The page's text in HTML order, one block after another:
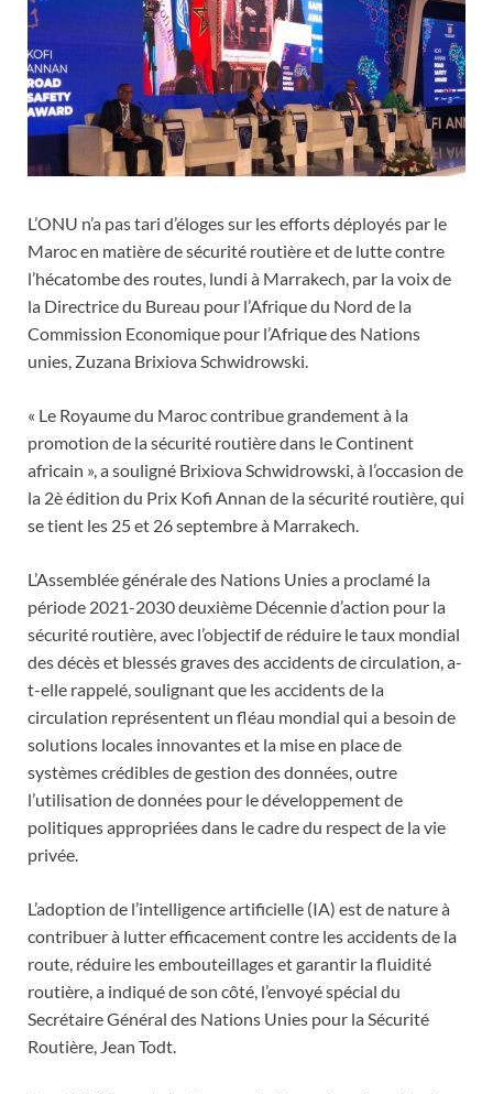
L’ONU n’a pas tari d’éloges sur les efforts déployés par le
Maroc en matière de sécurité routière et de lutte contre
l’hécatombe des routes, lundi à Marrakech, par la voix de
la Directrice du Bureau pour l’Afrique du Nord de la
Commission Economique pour l’Afrique des Nations
unies, Zuzana Brixiova Schwidrowski.
« Le Royaume du Maroc contribue grandement à la
promotion de la sécurité routière dans le Continent
africain », a souligné Brixiova Schwidrowski, à l’occasion de
la 2è édition du Prix Kofi Annan de la sécurité routière, qui
se tient les 25 et 26 septembre à Marrakech.
L’Assemblée générale des Nations Unies a proclamé la
période 2021-2030 deuxième Décennie d’action pour la
sécurité routière, avec l’objectif de réduire le taux mondial
des décès et blessés graves des accidents de circulation, a-
t-elle rappelé, soulignant que les accidents de la
circulation représentent un fléau mondial qui a besoin de
solutions locales innovantes et la mise en place de
systèmes crédibles de gestion des données, outre
l’utilisation de données pour le développement de
politiques appropriées dans le cadre du respect de la vie
privée.
L’adoption de l’intelligence artificielle (IA) est de nature à
contribuer à lutter efficacement contre les accidents de la
route, réduire les embouteillages et garantir la fluidité
routière, a indiqué de son côté, l’envoyé spécial du
Secrétaire Général des Nations Unies pour la Sécurité
Routière, Jean Todt.